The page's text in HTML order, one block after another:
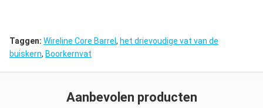
Taggen: Wireline Core Barrel , het drievoudige vat van de
buiskern, Boorkernvat
Aanbevolen producten